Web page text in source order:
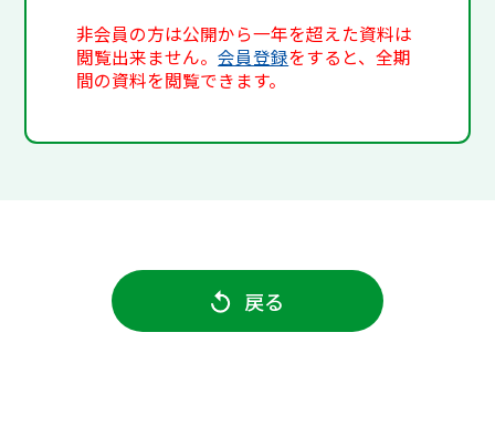
非会員の方は公開から一年を超えた資料は
閲覧出来ません。会員登録をすると、全期
間の資料を閲覧できます。
戻る